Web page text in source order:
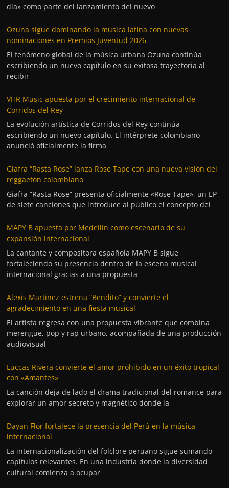
día» como parte del lanzamiento del nuevo
Ozuna sigue dominando la música latina con nuevas
nominaciones en Premios Juventud 2026
El fenómeno global de la música urbana Ozuna continúa
escribiendo un nuevo capítulo en su exitosa trayectoria al
recibir
VHR Music apuesta por el crecimiento internacional de
Corridos del Rey
La evolución artística de Corridos del Rey continúa
escribiendo un nuevo capítulo. El intérprete colombiano
anunció oficialmente la firma
Giafra “Rasta Rose” lanza Rose Tape con una nueva visión del
reggaetón colombiano
Giafra “Rasta Rose” presenta oficialmente «Rose Tape», un EP
de siete canciones que introduce al público el concepto del
MAPY B apuesta por Medellín como escenario de su
expansión internacional
La cantante y compositora española MAPY B sigue
fortaleciendo su presencia dentro de la escena musical
internacional gracias a una propuesta
Alexis Martinez estrena “Bendito” y convierte el
agradecimiento en una fiesta musical
El artista regresa con una propuesta vibrante que combina
merengue, pop y rap urbano, acompañada de una producción
audiovisual
Luccas Rivera convierte el amor prohibido en un éxito tropical
con «Amantes»
La canción deja de lado el drama tradicional del romance para
explorar un amor secreto y magnético donde la
Dayan Flor fortalece la presencia del Perú en la música
internacional
La internacionalización del folclore peruano sigue sumando
capítulos relevantes. En una industria donde la diversidad
cultural comienza a ocupar